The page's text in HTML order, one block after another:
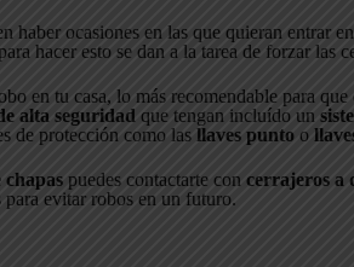
haber ocasiones en las que quieran entrar
hacer esto se dan a la tarea de forzar las
en tu casa, lo más recomendable para
alta seguridad que tengan incluído un
de protección como las llaves punto o
chapas puedes contactarte con cerrajeros a
para evitar robos en un futuro.